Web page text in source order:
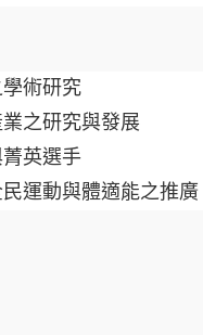
術研究
之研究與發展
英選手
運動與體適能之推廣